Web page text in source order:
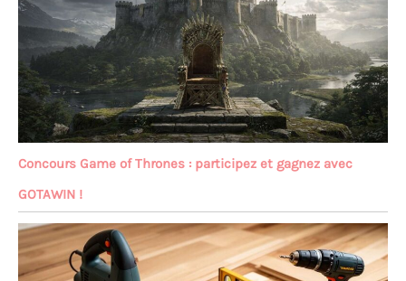
Concours Game of Thrones : participez et gagnez avec
GOTAWIN !